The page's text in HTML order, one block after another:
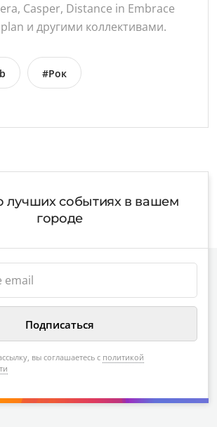
Casper, Distance in Embrace
и другими коллективами.
#Рок
лучших событиях в вашем
городе
вы соглашаетесь с политикой